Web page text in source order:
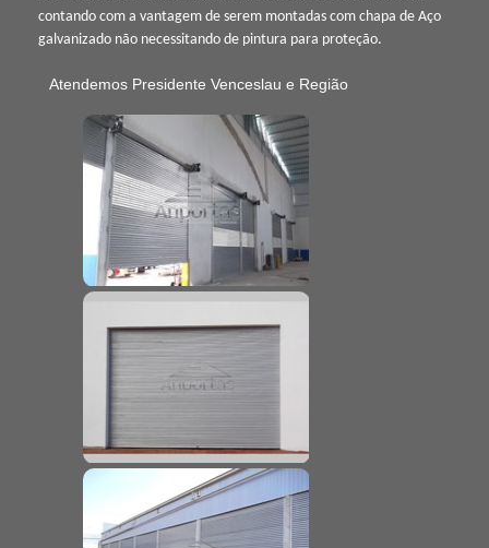
contando com a vantagem de serem montadas com chapa de Aço
galvanizado não necessitando de pintura para proteção.
Atendemos Presidente Venceslau e Região